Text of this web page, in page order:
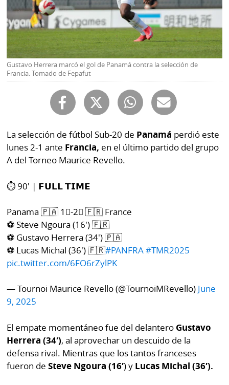
E-
Paper
Buscador
Comunicados
Catálogos
Kiosko
digital
Luctuosas
Contenido
de
marcas
RSS
Temas
Autores
Notas
al
lector
Buenas
OTROS
SITIOS
por
Metro
Tienda
Panamá
Tus
Tiquetes
Diario
Club
La
Prensa
Gustavo Herrera marcó el gol de Panamá contra la selección de
Francia. Tomado de Fepafut
La selección de fútbol Sub-20 de Panamá perdió este
lunes 2-1 ante Francia, en el último partido del grupo
A del Torneo Maurice Revello.
⏱️ 90' | 𝗙𝗨𝗟𝗟 𝗧𝗜𝗠𝗘
Panama 🇵🇦 1⃣-2⃣ 🇫🇷 France
⚽️ Steve Ngoura (16') 🇫🇷
⚽️ Gustavo Herrera (34') 🇵🇦
⚽️ Lucas Michal (36') 🇫🇷#PANFRA#TMR2025
pic.twitter.com/6FO6rZylPK
— Tournoi Maurice Revello (@TournoiMRevello) June
9, 2025
El empate momentáneo fue del delantero Gustavo
Herrera (34′), al aprovechar un descuido de la
defensa rival. Mientras que los tantos franceses
fueron deSteve Ngoura (16′) y Lucas Michal (36′).